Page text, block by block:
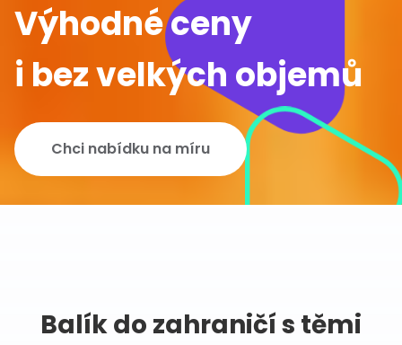
Výhodné ceny
i bez velkých objemů
Chci nabídku na míru
Balík do zahraničí s těmi